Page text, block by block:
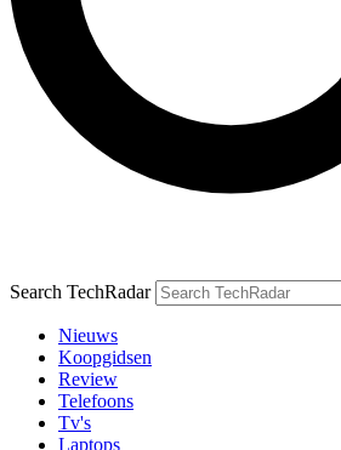
Search TechRadar
Nieuws
Koopgidsen
Review
Telefoons
Tv's
Laptops